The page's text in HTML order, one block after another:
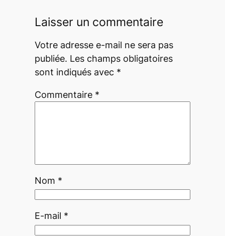
Laisser un commentaire
Votre adresse e-mail ne sera pas
publiée. Les champs obligatoires
sont indiqués avec *
Commentaire *
Nom *
E-mail *